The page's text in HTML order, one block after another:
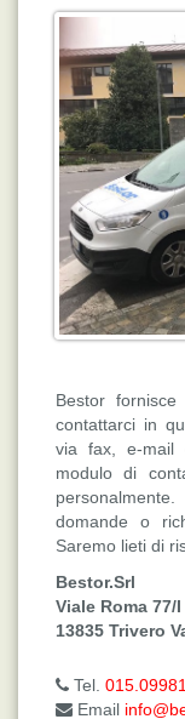
Bestor fornisce
contattarci in
via fax, e-mail
modulo di
domande o
Saremo lieti di
Bestor.Srl
Viale Roma 77/I
13835 Trivero
Tel.
Email